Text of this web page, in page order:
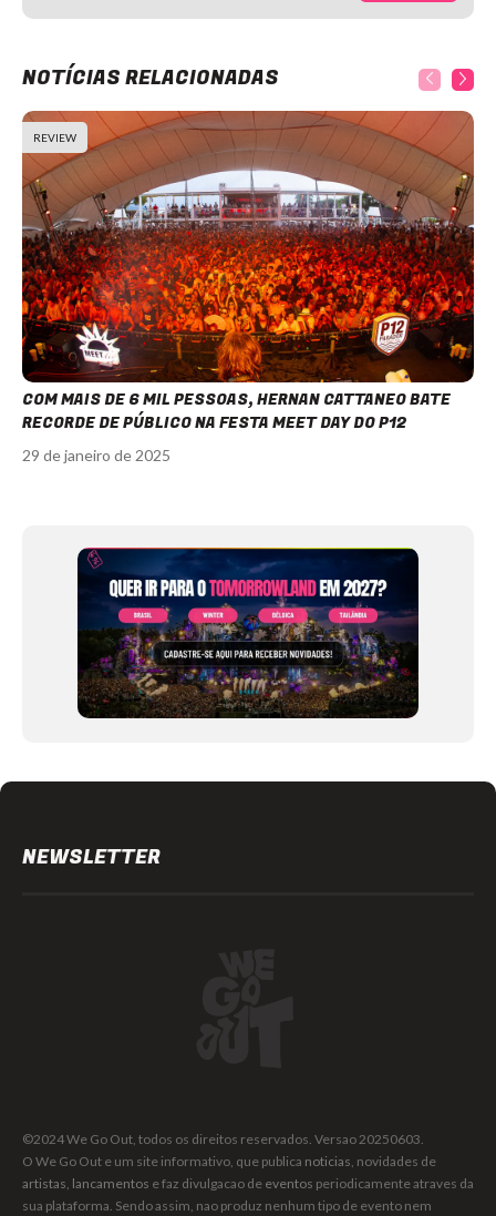
NOTÍCIAS RELACIONADAS
REVIEW
COM MAIS DE 6 MIL PESSOAS, HERNAN CATTANEO BATE
RECORDE DE PÚBLICO NA FESTA MEET DAY DO P12
29 de janeiro de 2025
NEWSLETTER
©2024 We Go Out, todos os direitos reservados. Versao 20250603.
O We Go Out e um site informativo, que publica noticias, novidades de
artistas, lancamentos e faz divulgacao de eventos periodicamente atraves da
sua plataforma. Sendo assim, nao produz nenhum tipo de evento nem